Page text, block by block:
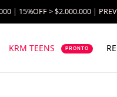
| 15%OFF > $2.000.000 |
KRM TEENS PRONTO